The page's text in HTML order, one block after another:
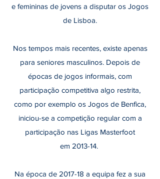
e femininas de jovens a disputar os Jogos
de Lisboa.
Nos tempos mais recentes, existe apenas
para seniores masculinos. Depois de
épocas de jogos informais, com
participação competitiva algo restrita,
como por exemplo os Jogos de Benfica,
iniciou-se a competição regular com a
participação nas Ligas Masterfoot
em 2013-14.
Na época de 2017-18 a equipa fez a sua